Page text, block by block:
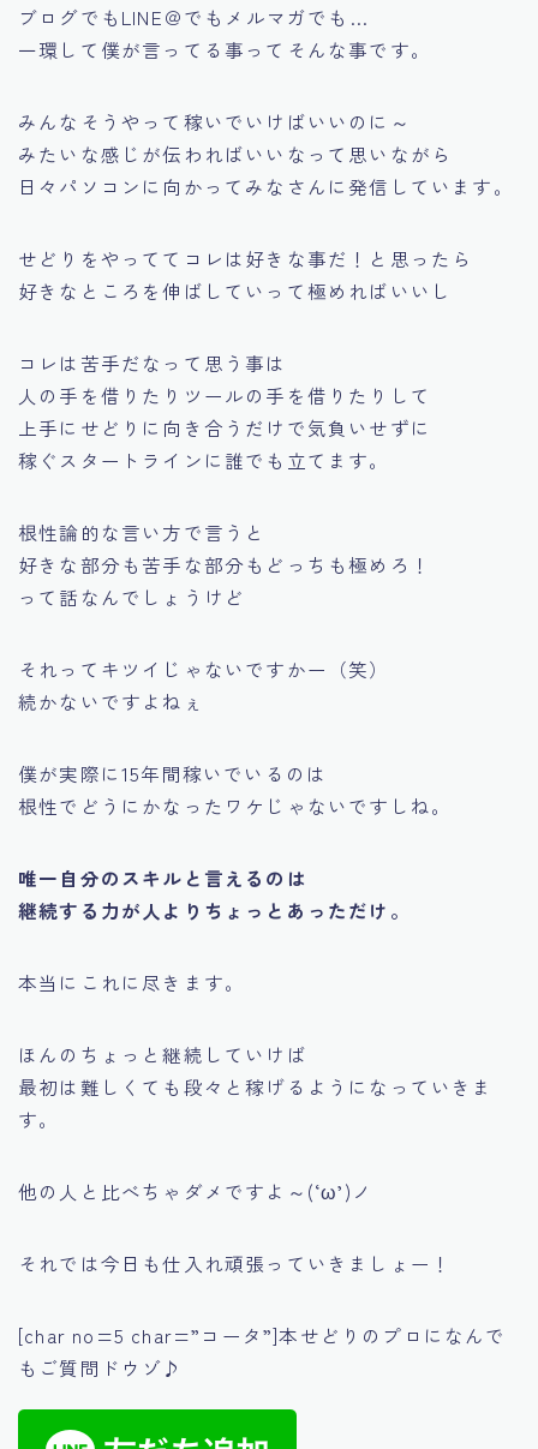
ブログでもLINE＠でもメルマガでも…
一環して僕が言ってる事ってそんな事です。
みんなそうやって稼いでいけばいいのに～
みたいな感じが伝わればいいなって思いながら
日々パソコンに向かってみなさんに発信しています。
せどりをやっててコレは好きな事だ！と思ったら
好きなところを伸ばしていって極めればいいし
コレは苦手だなって思う事は
人の手を借りたりツールの手を借りたりして
上手にせどりに向き合うだけで気負いせずに
稼ぐスタートラインに誰でも立てます。
根性論的な言い方で言うと
好きな部分も苦手な部分もどっちも極めろ！
って話なんでしょうけど
それってキツイじゃないですかー（笑）
続かないですよねぇ
僕が実際に15年間稼いでいるのは
根性でどうにかなったワケじゃないですしね。
唯一自分のスキルと言えるのは
継続する力が人よりちょっとあっただけ。
本当にこれに尽きます。
ほんのちょっと継続していけば
最初は難しくても段々と稼げるようになっていきま
す。
他の人と比べちゃダメですよ～(‘ω’)ノ
それでは今日も仕入れ頑張っていきましょー！
[char no=5 char=”コータ”]本せどりのプロになんで
もご質問ドウゾ♪